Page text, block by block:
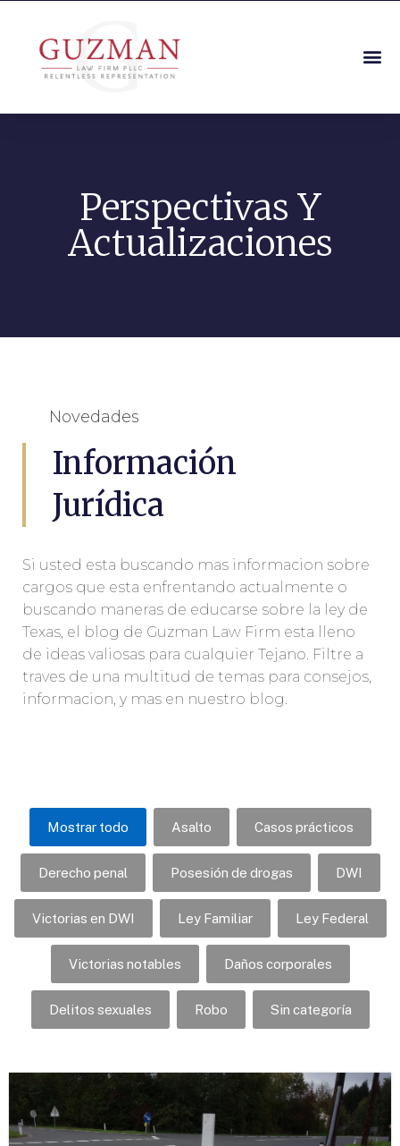
Perspectivas Y
Actualizaciones
Novedades
Información
Jurídica
Si usted esta buscando mas informacion sobre
cargos que esta enfrentando actualmente o
buscando maneras de educarse sobre la ley de
Texas, el blog de Guzman Law Firm esta lleno
de ideas valiosas para cualquier Tejano. Filtre a
traves de una multitud de temas para consejos,
informacion, y mas en nuestro blog.
Mostrar todo Asalto Casos prácticos
Derecho penal Posesión de drogas DWI
Victorias en DWI Ley Familiar Ley Federal
Victorias notables Daños corporales
Delitos sexuales Robo Sin categoría